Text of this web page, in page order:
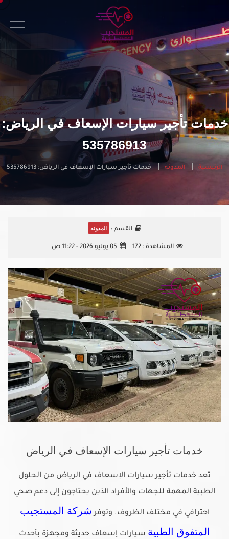
خدمات تأجير سيارات الإسعاف في الرياض:
535786913
الرئيسية المدونه خدمات تأجير سيارات الإسعاف في الرياض: 535786913
القسم : المدونه
المشاهدة :172 05 يوليو 2026 - 11:22 ص
خدمات تأجير سيارات الإسعاف في الرياض
تعد خدمات تأجير سيارات الإسعاف في الرياض من الحلول
الطبية المهمة للجهات والأفراد الذين يحتاجون إلى دعم صحي
احترافي في مختلف الظروف. وتوفرشركة المستجيب
المتفوق الطبية سيارات إسعاف حديثة ومجهزة بأحدث